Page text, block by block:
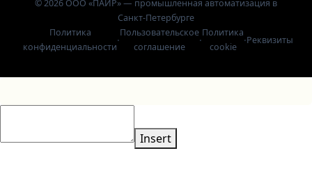
© 2026 ООО «ПАИР» — промышленная автоматизация в
Санкт-Петербурге
Политика
конфиденциальности
·
Пользовательское
соглашение
·
Политика
cookie
·Реквизиты
Insert